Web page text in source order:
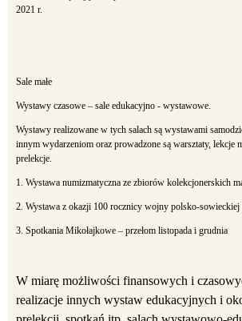
2021 r.
Sale małe
Wystawy czasowe – sale edukacyjno - wystawowe.
Wystawy realizowane w tych salach są wystawami
innym wydarzeniom oraz prowadzone są warsztaty, lekcje
prelekcje.
1. Wystawa numizmatyczna ze zbiorów kolekcjonerskich
2. Wystawa z okazji 100 rocznicy wojny polsko-sowieckiej
3. Spotkania Mikołajkowe – przełom listopada i grudnia
W miarę możliwości finansowych i
realizacje innych wystaw edukacyjnych i